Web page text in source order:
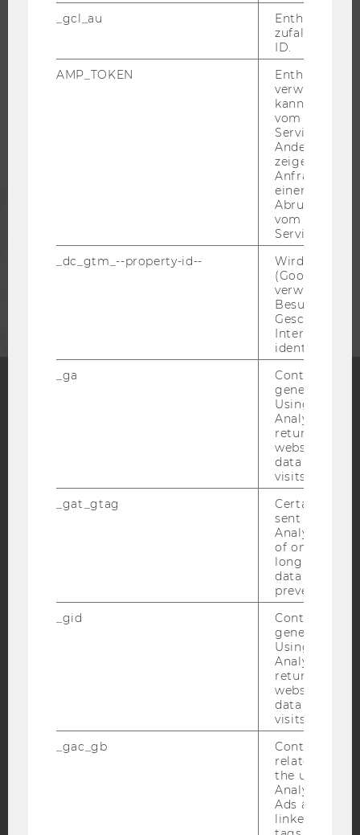
Blog
Bluesky
BARRIEREFREIHEITSERKLÄRUNG WEBSEITE
DATENSCHUTZERKLÄRUNG SOCIAL MEDIA
STUDIENBEWERBER*INNEN UND STUDIERENDE
Barrierefreiheitserklärung
_gcl_au
Enthält eine
ID.
AMP_TOKEN
Enthält ein
verwendet
kann, um
vom AMP-
Service
Andere
zeigen Opt-
Anfrage im
einen Fehler
Abrufen
vom AMP
Service an.
_dc_gtm_--property-id--
Wird von
(Google Tag
verwendet,
Besucher
Geschlecht
Interessen zu
identifizieren.
_ga
Contains a
generated
Using this
Analytics can
returning
website and
data from
visits.
_gat_gtag
Certain data
sent to
Analytics a
of once per
long as it is
data
prevented.
_gid
Contains a
generated
Using this
Analytics can
returning
website and
data from
visits.
_gac_gb
Contains
related
the user. If
Analytics and
Ads accounts
linked, the